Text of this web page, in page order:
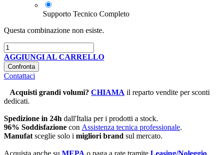
Supporto Tecnico Completo
Questa combinazione non esiste.
AGGIUNGI AL CARRELLO
Confronta
Contattaci
Acquisti grandi volumi? CHIAMA il reparto vendite per sconti
dedicati.
Spedizione in 24h dall'Italia per i prodotti a stock.
96% Soddisfazione con Assistenza tecnica professionale.
Manufat sceglie solo i migliori brand sul mercato.
Acquista anche su MEPA o paga a rate tramite Leasing/Noleggio.